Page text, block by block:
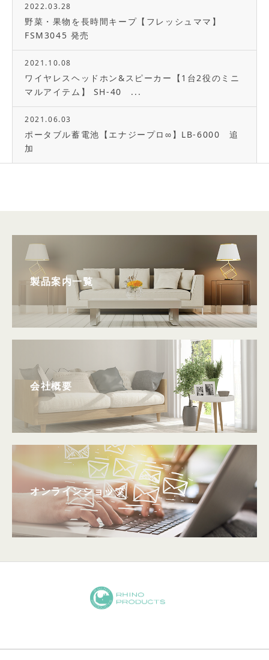
2022.03.28
野菜・果物を長時間キープ【フレッシュママ】
FSM3045 発売
2021.10.08
ワイヤレスヘッドホン&スピーカー【1台2役のミニ
マルアイテム】 SH-40 ...
2021.06.03
ポータブル蓄電池【エナジープロ∞】LB-6000 追
加
製品案内一覧
会社概要
オンラインショップ